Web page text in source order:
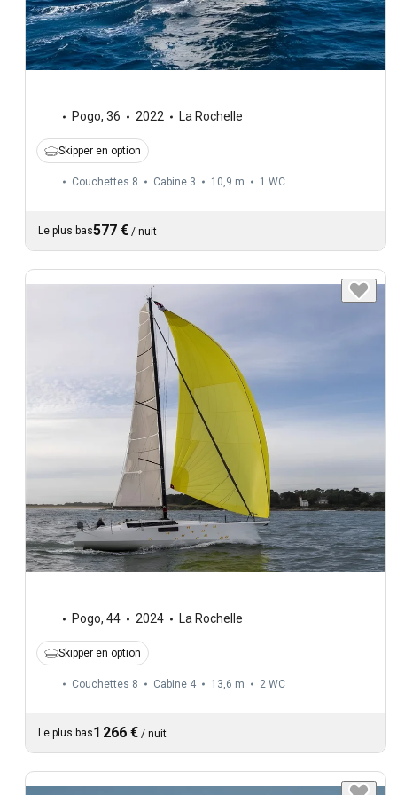
Pogo, 36 2022 La Rochelle
Skipper en option
Couchettes 8 Cabine 3 10,9 m 1 WC
Le plus bas577 € / nuit
Pogo, 44 2024 La Rochelle
Skipper en option
Couchettes 8 Cabine 4 13,6 m 2 WC
Le plus bas1 266 € / nuit